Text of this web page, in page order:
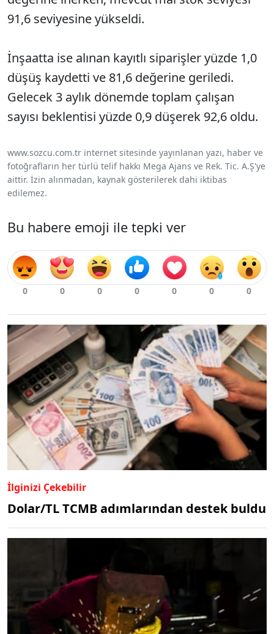
91,6 seviyesine yükseldi.
İnşaatta ise alınan kayıtlı siparişler yüzde 1,0
düşüş kaydetti ve 81,6 değerine geriledi.
Gelecek 3 aylık dönemde toplam çalışan
sayısı beklentisi yüzde 0,9 düşerek 92,6 oldu.
www.sozcu.com.tr internet sitesinde yayınlanan yazı, haber ve
fotoğrafların her türlü telif hakkı Mega Ajans ve Rek. Tic. A.Ş'ye
aittir. İzin alınmadan, kaynak gösterilerek dahi iktibas
edilemez.
Bu habere emoji ile tepki ver
İlginizi Çekebilir
Dolar/TL TCMB adımlarından destek buldu